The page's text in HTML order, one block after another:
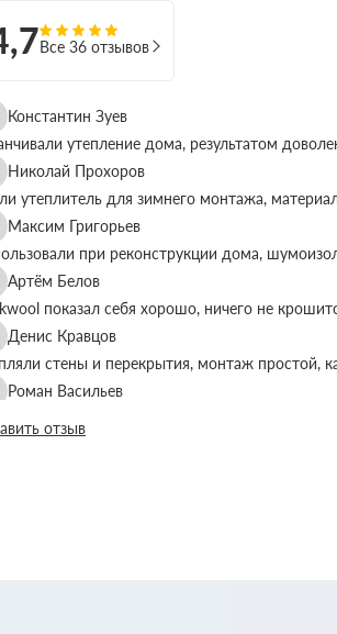
Все 36 отзывов
Константин Зуев
утепление дома, результатом
Николай Прохоров
утеплитель для зимнего монтажа,
Максим Григорьев
при реконструкции дома,
Артём Белов
показал себя хорошо, ничего не
Денис Кравцов
стены и перекрытия, монтаж простой,
Роман Васильев
соответствует описанию, после
отзыв